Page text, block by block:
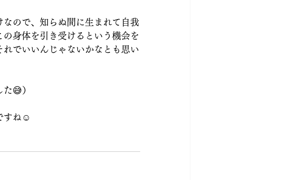
ので、知らぬ間に生まれて自我
身体を引き受けるという機会を
でいいんじゃないかなとも思い
😅）
すね☺️